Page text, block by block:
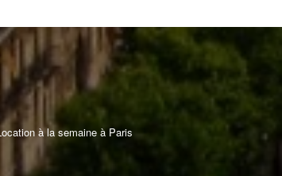
à la semaine à Paris